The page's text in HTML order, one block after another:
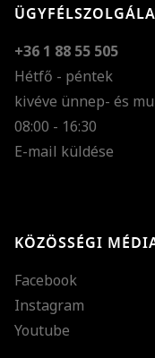
+36 1 88 55 505
Hétfő - péntek
kivéve ünnep- és
08:00 - 16:30
E-mail küldése
KÖZÖSSÉGI
Facebook
Instagram
Youtube